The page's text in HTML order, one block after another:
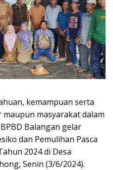
kemampuan serta
masyarakat dalam
Balangan gelar
dan Pemulihan Pasca
2024 di Desa
Senin (3/6/2024).